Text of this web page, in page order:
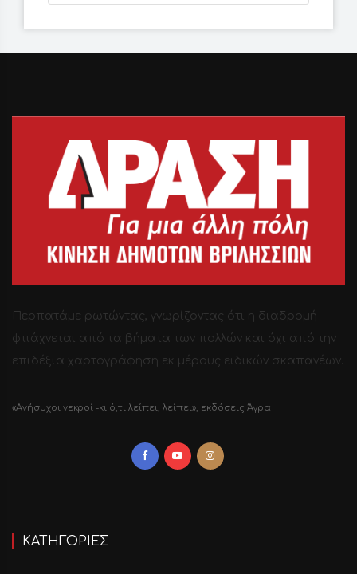
Περπατάμε ρωτώντας, γνωρίζοντας ότι η διαδρομή
φτιάχνεται από τα βήματα των πολλών και όχι από την
επιδέξια χαρτογράφηση εκ μέρους ειδικών σκαπανέων.
«Ανήσυχοι νεκροί -κι ό,τι λείπει, λείπει», εκδόσεις Άγρα
ΚΑΤΗΓΟΡΙΕΣ